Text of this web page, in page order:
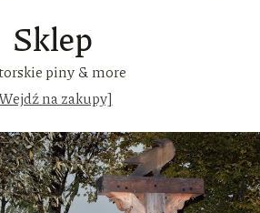
Sklep
piny & more
na zakupy]